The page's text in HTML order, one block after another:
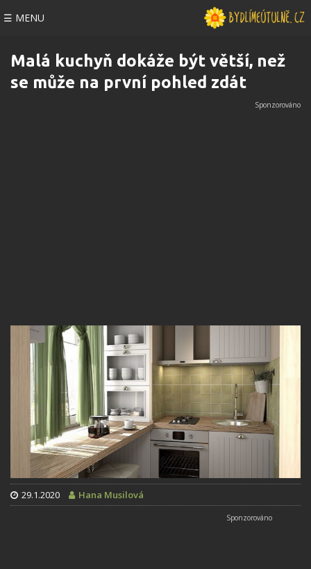
☰ MENU
Malá kuchyň dokáže být větší, než
se může na první pohled zdát
29.1.2020 Hana Musilová